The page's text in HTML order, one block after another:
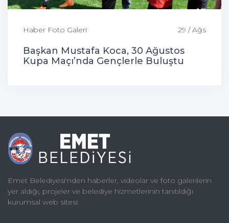
Haber Foto Galeri 29 / Ağs
Başkan Mustafa Koca, 30 Ağustos
Kupa Maçı’nda Gençlerle Buluştu
Emet Belediyesi'nden haberler, videolar ve foto galerilerin
yer aldığı, projeler ve belediye hizmetlerinin tanıtıldığı
kurumsal web sitesi.